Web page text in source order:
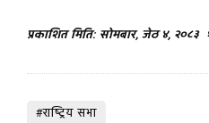
प्रकाशित मिति: सोमबार, जेठ ४, २०८३
#राष्ट्रिय सभा